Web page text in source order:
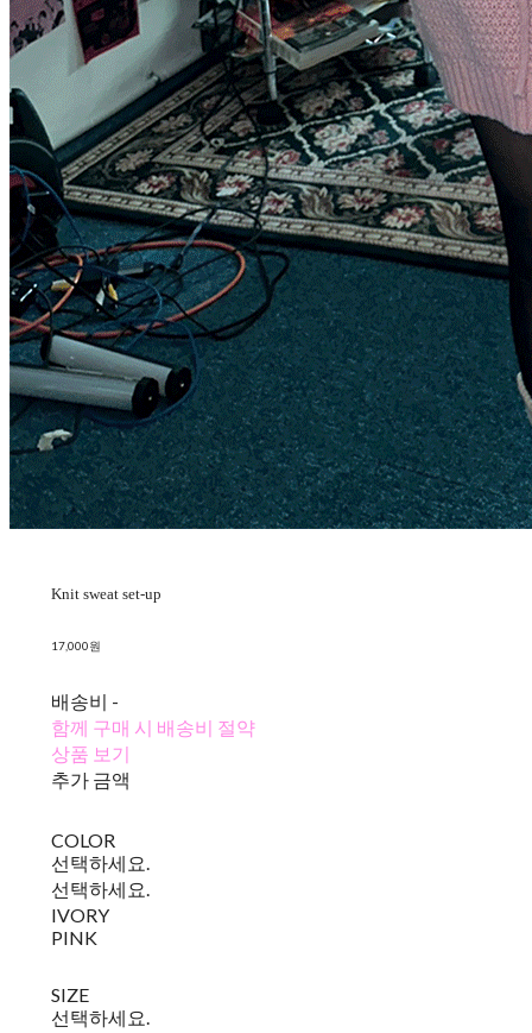
Knit sweat set-up
17,000원
배송비 -
함께 구매 시 배송비 절약
상품 보기
추가 금액
COLOR
선택하세요.
선택하세요.
IVORY
PINK
SIZE
선택하세요.